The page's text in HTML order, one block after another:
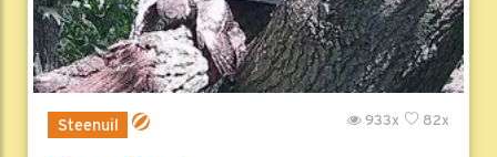
Steenuil 82x
933x